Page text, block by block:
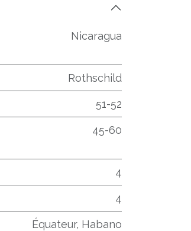
Nicaragua
Rothschild
51-52
45-60
4
4
Équateur, Habano